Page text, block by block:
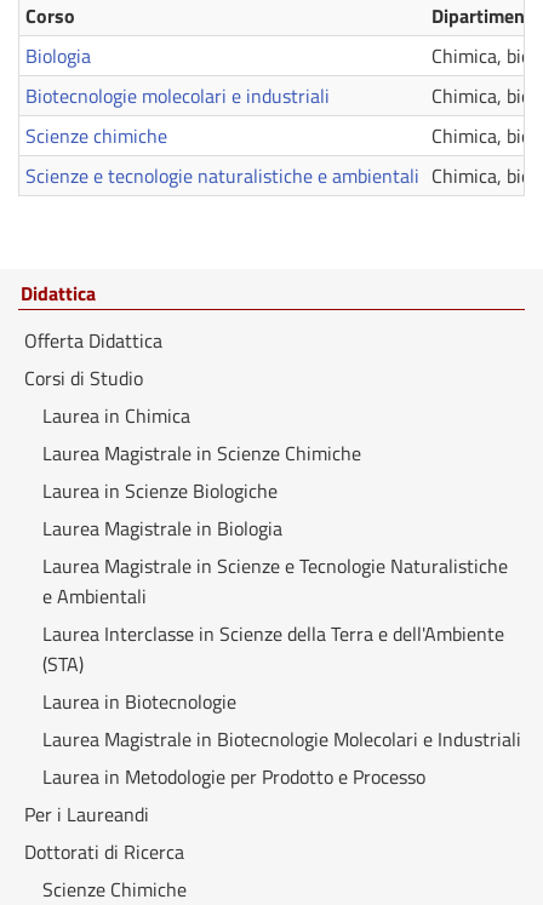
Corso
Dipartimento
Biologia
Chimica,
Biotecnologie molecolari e industriali
Chimica,
Scienze chimiche
Chimica,
Scienze e tecnologie naturalistiche e ambientali Chimica,
Didattica
Offerta Didattica
Corsi di Studio
Laurea in Chimica
Laurea Magistrale in Scienze Chimiche
Laurea in Scienze Biologiche
Laurea Magistrale in Biologia
Laurea Magistrale in Scienze e Tecnologie Naturalistiche
e Ambientali
Laurea Interclasse in Scienze della Terra e dell'Ambiente
(STA)
Laurea in Biotecnologie
Laurea Magistrale in Biotecnologie Molecolari e Industriali
Laurea in Metodologie per Prodotto e Processo
Per i Laureandi
Dottorati di Ricerca
Scienze Chimiche